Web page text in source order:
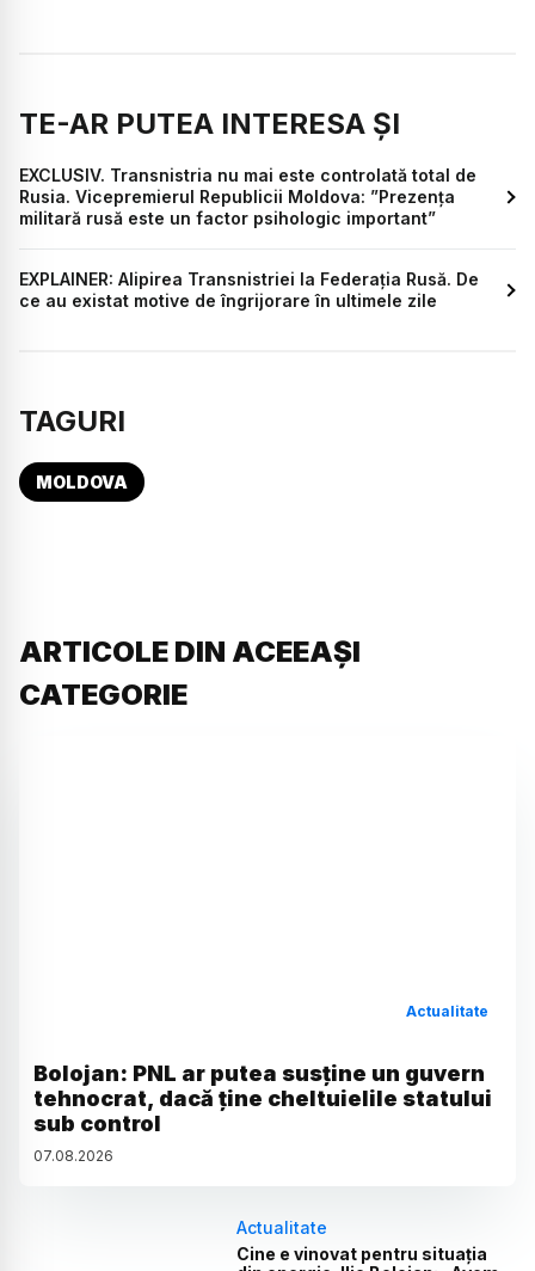
TE-AR PUTEA INTERESA ȘI
EXCLUSIV. Transnistria nu mai este controlată total de
Rusia. Vicepremierul Republicii Moldova: ”Prezența
militară rusă este un factor psihologic important”
EXPLAINER: Alipirea Transnistriei la Federația Rusă. De
ce au existat motive de îngrijorare în ultimele zile
TAGURI
MOLDOVA
ARTICOLE DIN ACEEAȘI
CATEGORIE
Actualitate
Bolojan: PNL ar putea susține un guvern
tehnocrat, dacă ține cheltuielile statului
sub control
07.08.2026
Actualitate
Cine e vinovat pentru situația